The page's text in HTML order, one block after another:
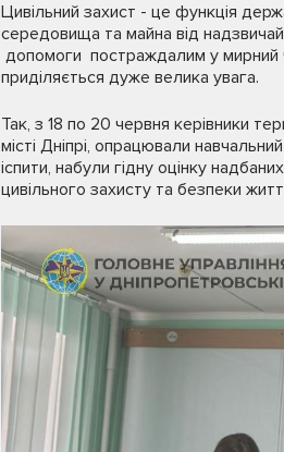
Цивільний захист - це функція
середовища та майна від
допомоги постраждалим у мирний
приділяється дуже велика увага.
Так, з 18 по 20 червня керівники
місті Дніпрі, опрацювали
іспити, набули гідну оцінку
цивільного захисту та безпеки